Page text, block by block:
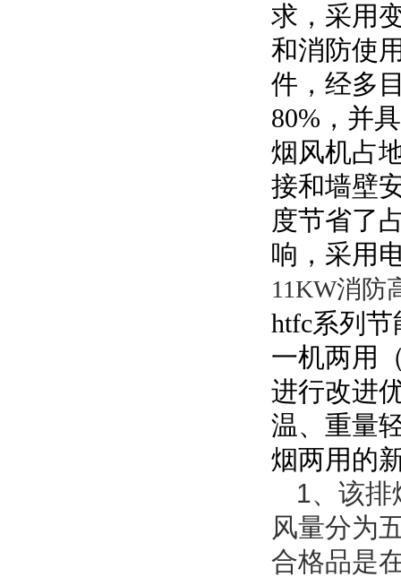
求，采用
和消防使
件，经多
80%，并
烟风机占
接和墙壁
度节省了
响，采用
11KW消防
htfc系列
一机两用
进行改进
温、重量
烟两用的
1、该排
风量分为
合格品是